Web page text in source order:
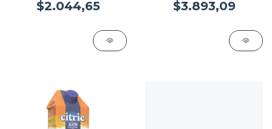
$2.044,65 $3.893,09